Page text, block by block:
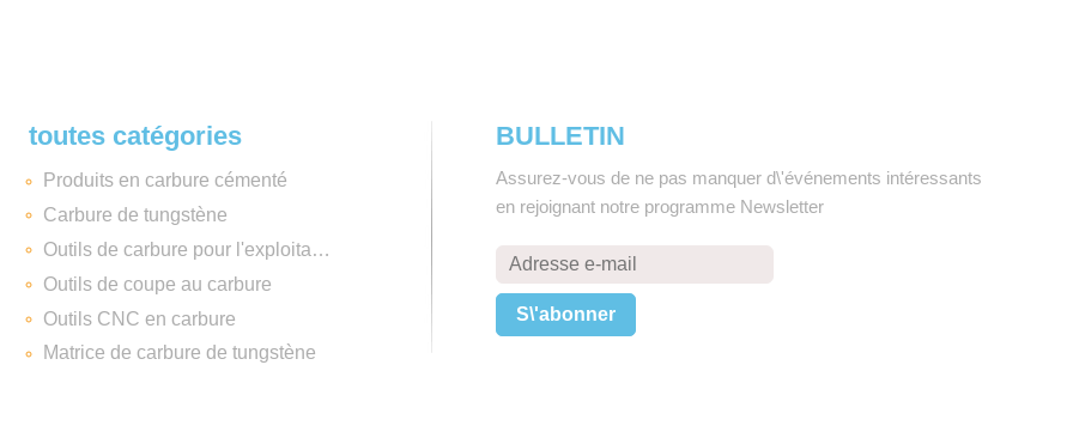
toutes catégories
Produits en carbure cémenté
Carbure de tungstène
Outils de carbure pour l'exploitation minière
Outils de coupe au carbure
Outils CNC en carbure
Matrice de carbure de tungstène
BULLETIN
Assurez-vous de ne pas manquer d\'événements intéressants
en rejoignant notre programme Newsletter